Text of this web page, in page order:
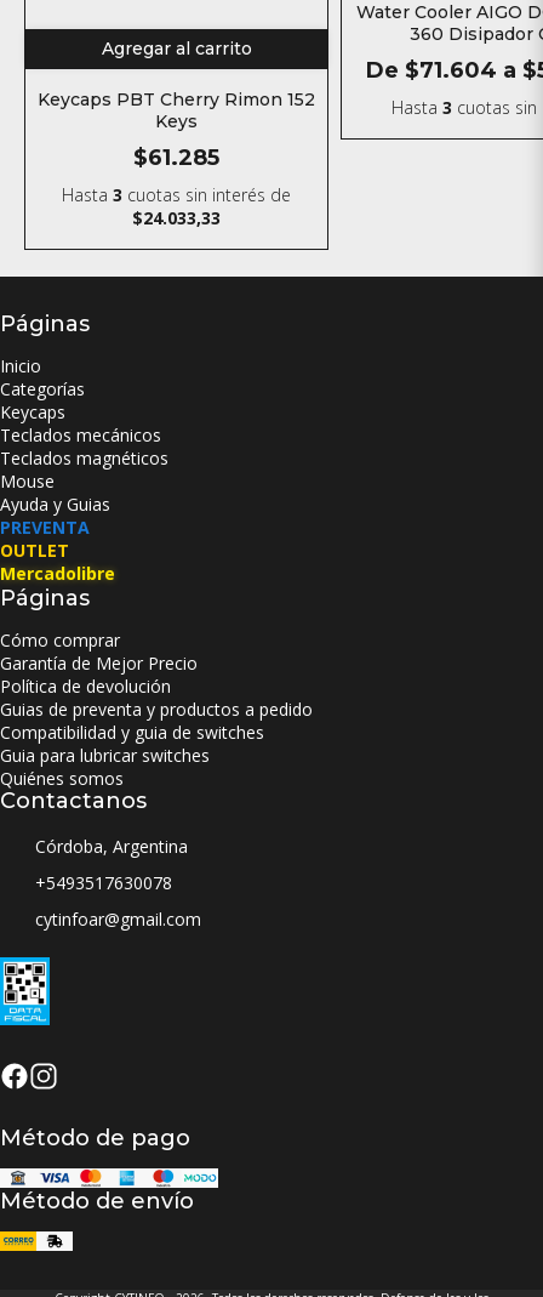
Agregar al carrito
Keycaps PBT Cherry Rimon 152
Keys
$61.285
Hasta3 cuotas sin interés de
$24.033,33
Water Cooler AIGO
360 Disipador
Refrigeracion
De $71.604 a
Hasta 3 cuotas sin
Páginas
Inicio
Categorías
Keycaps
Teclados mecánicos
Teclados magnéticos
Mouse
Ayuda y Guias
PREVENTA
OUTLET
Mercadolibre
Páginas
Cómo comprar
Garantía de Mejor Precio
Política de devolución
Guias de preventa y productos a pedido
Compatibilidad y guia de switches
Guia para lubricar switches
Quiénes somos
Contactanos
Córdoba, Argentina
+5493517630078
cytinfoar@gmail.com
Método de pago
Método de envío